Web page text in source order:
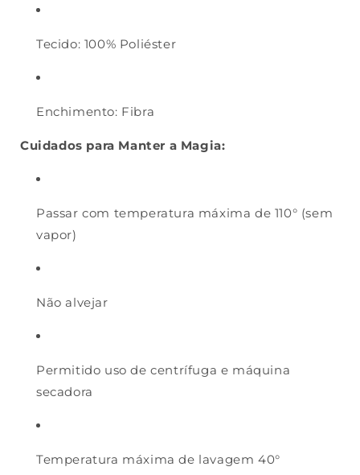
Tecido: 100% Poliéster
Enchimento: Fibra
Cuidados para Manter a Magia:
Passar com temperatura máxima de 110° (sem
vapor)
Não alvejar
Permitido uso de centrífuga e máquina
secadora
Temperatura máxima de lavagem 40°